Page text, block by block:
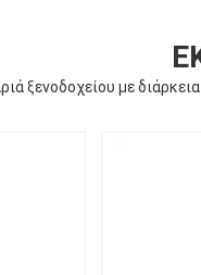
ξενοδοχείου με